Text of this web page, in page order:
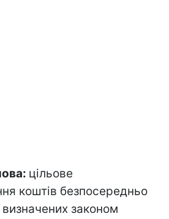
цільове
коштів безпосередньо
законом